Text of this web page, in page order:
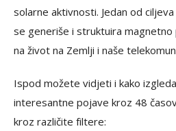
solarne aktivnosti. Jedan od
se generiše i struktuira magnetno
na život na Zemlji i naše
Ispod možete vidjeti i kako
interesantne pojave kroz 48
kroz različite filtere: